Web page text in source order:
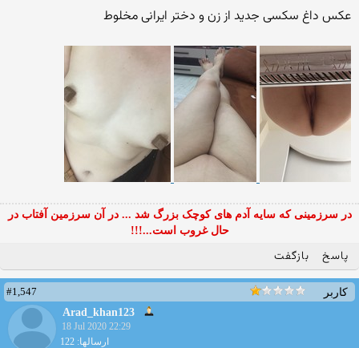
عکس داغ سکسی جدید از زن و دختر ایرانی مخلوط
در سرزمینی که سایه آدم های کوچک بزرگ شد ... در آن سرزمین آفتاب در
حال غروب است...!!!
پاسخ بازگفت
کاربر
#1,547
Arad_khan123
18 Jul 2020 22:29
ارسالها: 122